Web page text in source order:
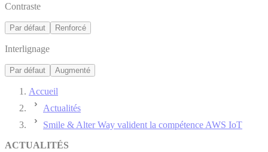
Contraste
Par défaut Renforcé
Interlignage
Par défaut Augmenté
Accueil
Actualités
Smile & Alter Way valident la compétence AWS IoT
ACTUALITÉS